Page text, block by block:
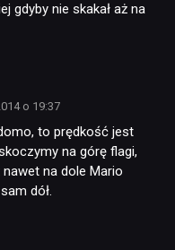
gdyby nie skakał aż na
o 19:37
to prędkość jest
na górę flagi,
na dole Mario
dół.